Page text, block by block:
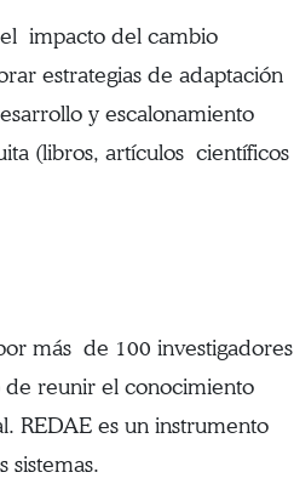
impacto del cambio
estrategias de adaptación
y escalonamiento
(libros, artículos científicos
más de 100 investigadores
reunir el conocimiento
REDAE es un instrumento
sistemas.